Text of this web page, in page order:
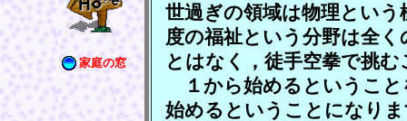
家庭の窓
世過ぎの領域は物理とい
度の福祉という分野は全
とはなく，徒手空拳で挑
１から始めるということ
始めるということになり